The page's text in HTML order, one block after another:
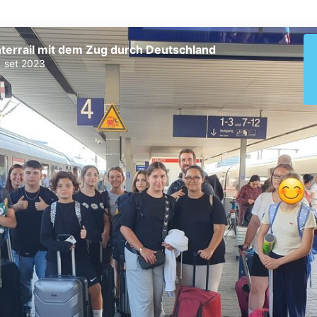
mit dem Zug durch Deutschland
set 2023